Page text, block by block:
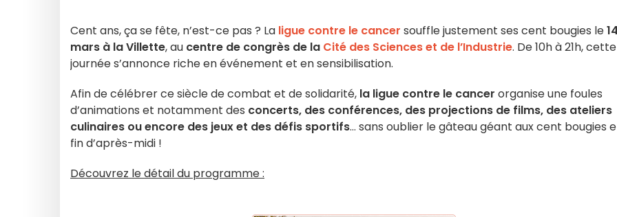
Cent ans, ça se fête, n’est-ce pas ? La ligue contre le cancer souffle justement ses cent bougies le
mars à la Villette, au centre de congrès de la Cité des Sciences et de l’Industrie. De 10h à 21h, cette
journée s’annonce riche en événement et en sensibilisation.
Afin de célébrer ce siècle de combat et de solidarité, la ligue contre le cancer organise une foules
d’animations et notamment des concerts, des conférences, des projections de films, des ateliers
culinaires ou encore des jeux et des défis sportifs… sans oublier le gâteau géant aux cent bougies
fin d’après-midi !
Découvrez le détail du programme :